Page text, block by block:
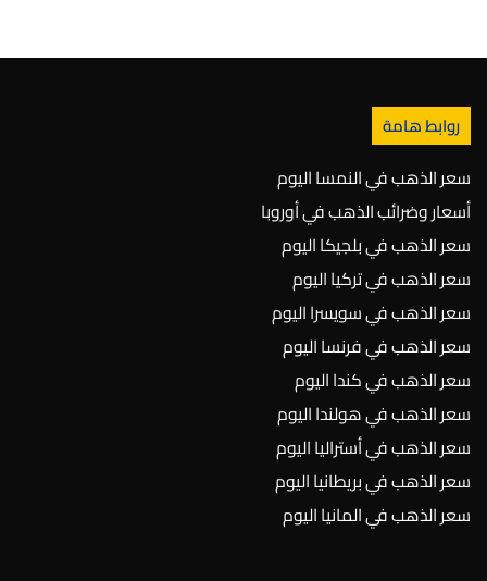
روابط هامة
سعر الذهب في النمسا اليوم
أسعار وضرائب الذهب في أوروبا
سعر الذهب في بلجيكا اليوم
سعر الذهب في تركيا اليوم
سعر الذهب في سويسرا اليوم
سعر الذهب في فرنسا اليوم
سعر الذهب في كندا اليوم
سعر الذهب في هولندا اليوم
سعر الذهب في أستراليا اليوم
سعر الذهب في بريطانيا اليوم
سعر الذهب في المانيا اليوم